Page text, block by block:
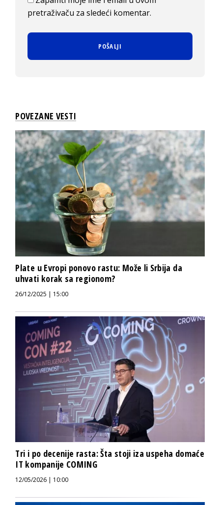
pretraživaču za sledeći komentar.
POVEZANE VESTI
Plate u Evropi ponovo rastu: Može li Srbija da
uhvati korak sa regionom?
26/12/2025 | 15:00
Tri i po decenije rasta: Šta stoji iza uspeha domaće
IT kompanije COMING
12/05/2026 | 10:00